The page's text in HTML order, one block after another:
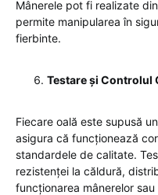
Mânerele pot fi realizate
permite manipularea în
fierbinte.
Testare și Controlul
Fiecare oală este supusă
asigura că funcționează
standardele de calitate.
rezistenței la căldură,
funcționarea mânerelor sau